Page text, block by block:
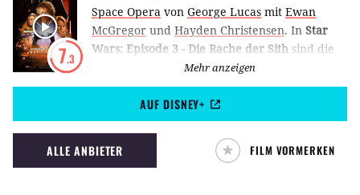
7.3
Space Opera von George Lucas mit Ewan
McGregor und Hayden Christensen. In Star
Wars: Episode 3 - Die Rache der Sith sind die
Klonkriege auf ihrem Höhepunkt. Anakin
Skywalker erliegt endgültig der dunklen Seite
der Macht und wird zu Darth Vader.
Mehr anzeigen
AUF DISNEY+
ALLE ANBIETER FILM VORMERKEN